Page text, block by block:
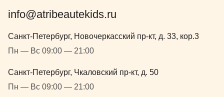
родителя на любой стадии
лечения. За то, что всегда готовы
ответить на все вопросы
обеспечение непрерывной связи с
анестезиологами и лечащим
лечения и допуска к нему.
info@atribeautekids.ru
Санкт-Петербург, Новочеркасский пр-кт, д. 33, кор.3
Пн — Вс 09:00 — 21:00
Санкт-Петербург, Чкаловский пр-кт, д. 50
Пн — Вс 09:00 — 21:00